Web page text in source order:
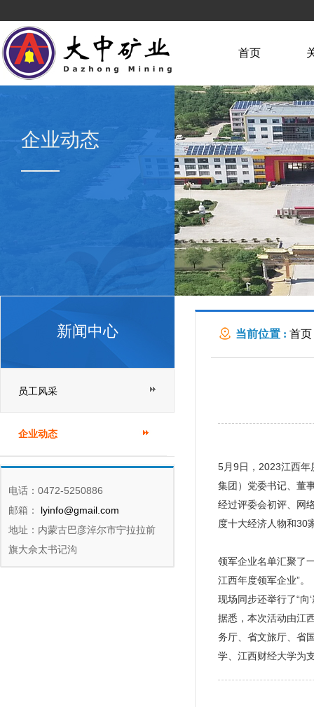
首页
企业动态
新闻中心
员工风采
企业动态
电话：0472-5250886
邮箱：
lyinfo@gmail.com
地址：内蒙古巴彦淖尔市宁拉拉前
旗大佘太书记沟
当前位置 : 首页
5月9日，2023江西年
集团）党委书记、董
经过评委会初评、网
度十大经济人物和30
领军企业名单汇聚了
江西年度领军企业”。
现场同步还举行了“向
据悉，本次活动由江
务厅、省文旅厅、省
学、江西财经大学为